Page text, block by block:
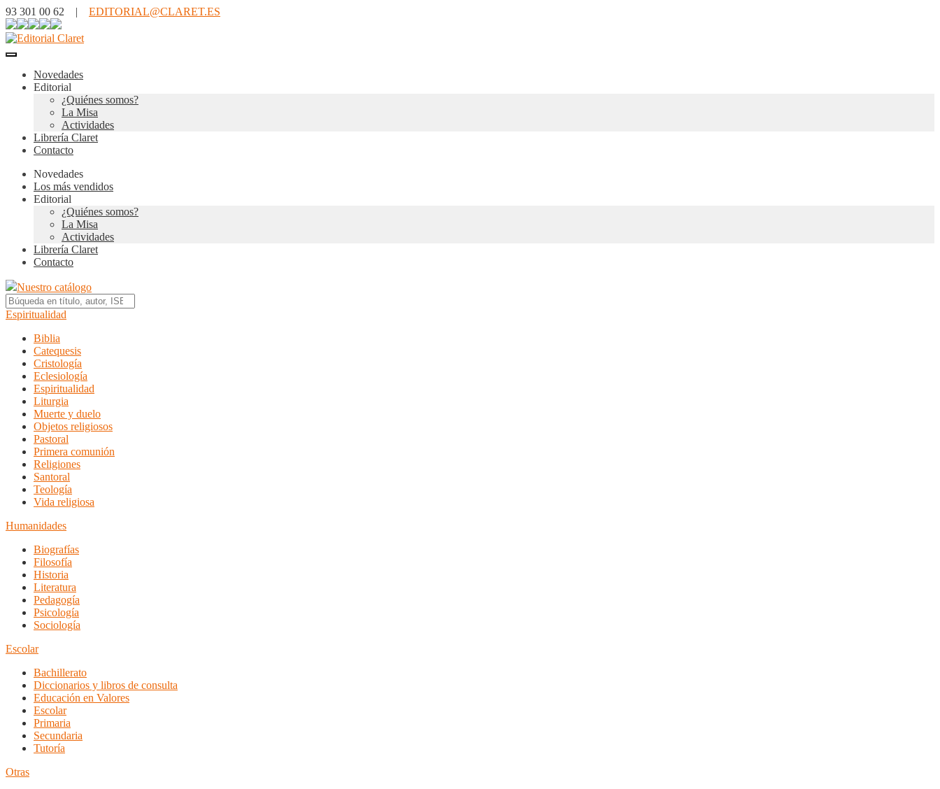
93 301 00 62 | EDITORIAL@CLARET.ES
Novedades
Editorial
¿Quiénes somos?
La Misa
Actividades
Librería Claret
Contacto
Novedades
Los más vendidos
Editorial
¿Quiénes somos?
La Misa
Actividades
Librería Claret
Contacto
Nuestro catálogo
Espiritualidad
Biblia
Catequesis
Cristología
Eclesiología
Espiritualidad
Liturgia
Muerte y duelo
Objetos religiosos
Pastoral
Primera comunión
Religiones
Santoral
Teología
Vida religiosa
Humanidades
Biografías
Filosofía
Historia
Literatura
Pedagogía
Psicología
Sociología
Escolar
Bachillerato
Diccionarios y libros de consulta
Educación en Valores
Escolar
Primaria
Secundaria
Tutoría
Otras